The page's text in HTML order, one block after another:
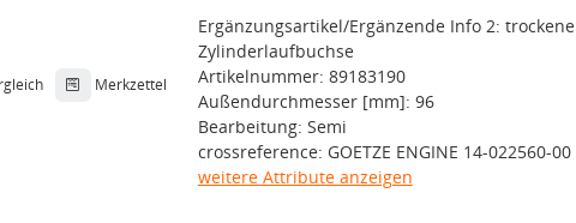
Merkzettel
Ergänzungsartikel/Ergänzende Info 2: trockene
Zylinderlaufbuchse
Artikelnummer: 89183190
Außendurchmesser [mm]: 96
Bearbeitung: Semi
crossreference: GOETZE ENGINE 14-022560-00
weitere Attribute anzeigen